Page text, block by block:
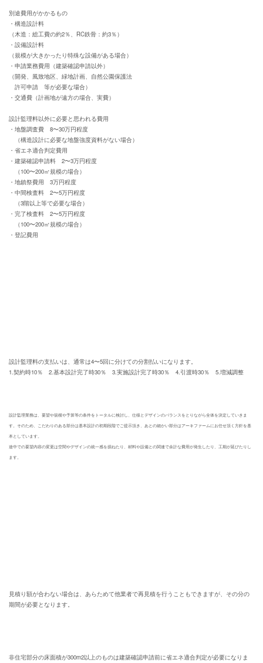
別途費用がかかるもの
・構造設計料
（木造：総工費の約2％、RC鉄骨：約3％）
・設備設計料
（規模が大きかったり特殊な設備がある場合）
・申請業務費用（建築確認申請以外）
（開発、風致地区、緑地計画、自然公園保護法
許可申請 等が必要な場合）
・交通費（計画地が遠方の場合、実費）
設計監理料以外に必要と思われる費用
・地盤調査費 8〜30万円程度
（構造設計に必要な地盤強度資料がない場合）
・省エネ適合判定費用
・建築確認申請料 2〜3万円程度
（100〜200㎡規模の場合）
・地鎮祭費用 3万円程度
・中間検査料 2〜5万円程度
（3階以上等で必要な場合）
・完了検査料 2〜5万円程度
（100〜200㎡規模の場合）
・登記費用
設計監理料の支払いは、通常は4〜5回に分けての分割払いになります。
1.契約時10％ 2.基本設計完了時30％ 3.実施設計完了時30％ 4.引渡時30％ 5.増減調整
設計監理業務は、要望や規模や予算等の条件をトータルに検討し、仕様とデザインのバランスをとりながら全体を決定していきま
す。 そのため、こだわりのある部分は基本設計の初期段階でご提示頂き、あとの細かい部分はアーキファームにお任せ頂く方針を基
本としています。
途中での要望内容の変更は空間やデザインの統一感を損ねたり、材料や設備との関連で余計な費用が発生したり、工期が延びたりし
ます。
見積り額が合わない場合は、あらためて他業者で再見積を行うこともできますが、その分の
期間が必要となります。
非住宅部分の床面積が300m2以上のものは建築確認申請前に省エネ適合判定が必要になりま